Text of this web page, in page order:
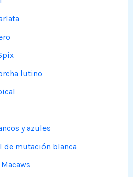
lutino
y azules
de mutación blanca